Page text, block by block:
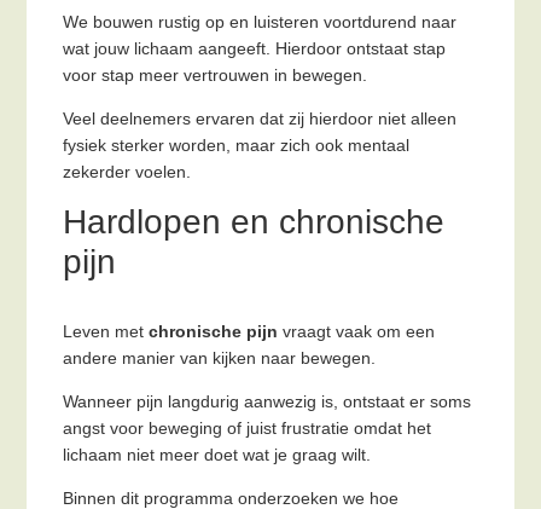
We bouwen rustig op en luisteren voortdurend naar
wat jouw lichaam aangeeft. Hierdoor ontstaat stap
voor stap meer vertrouwen in bewegen.
Veel deelnemers ervaren dat zij hierdoor niet alleen
fysiek sterker worden, maar zich ook mentaal
zekerder voelen.
Hardlopen en chronische
pijn
Leven metchronische pijn vraagt vaak om een
andere manier van kijken naar bewegen.
Wanneer pijn langdurig aanwezig is, ontstaat er soms
angst voor beweging of juist frustratie omdat het
lichaam niet meer doet wat je graag wilt.
Binnen dit programma onderzoeken we hoe